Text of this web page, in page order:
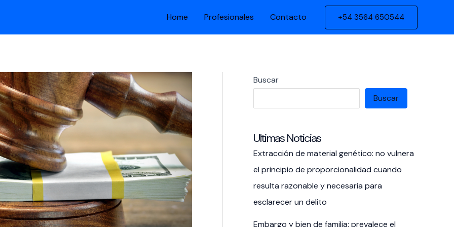
Home Profesionales Contacto +54 3564 650544
Buscar
Buscar
Ultimas Noticias
Extracción de material genético: no vulnera
el principio de proporcionalidad cuando
resulta razonable y necesaria para
esclarecer un delito
Embargo y bien de familia: prevalece el